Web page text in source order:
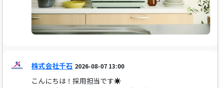
株式会社千石 2026-08-07 13:00
こんにちは！採用担当です☀️